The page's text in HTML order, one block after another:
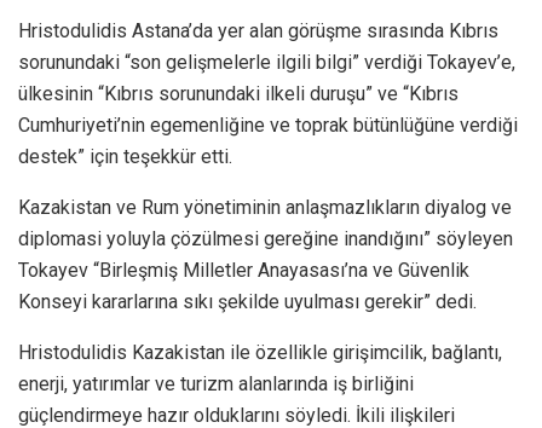
Hristodulidis Astana’da yer alan görüşme sırasında Kıbrıs
sorunundaki “son gelişmelerle ilgili bilgi” verdiği Tokayev’e,
ülkesinin “Kıbrıs sorunundaki ilkeli duruşu” ve “Kıbrıs
Cumhuriyeti’nin egemenliğine ve toprak bütünlüğüne verdiği
destek” için teşekkür etti.
Kazakistan ve Rum yönetiminin anlaşmazlıkların diyalog ve
diplomasi yoluyla çözülmesi gereğine inandığını” söyleyen
Tokayev “Birleşmiş Milletler Anayasası’na ve Güvenlik
Konseyi kararlarına sıkı şekilde uyulması gerekir” dedi.
Hristodulidis Kazakistan ile özellikle girişimcilik, bağlantı,
enerji, yatırımlar ve turizm alanlarında iş birliğini
güçlendirmeye hazır olduklarını söyledi. İkili ilişkileri